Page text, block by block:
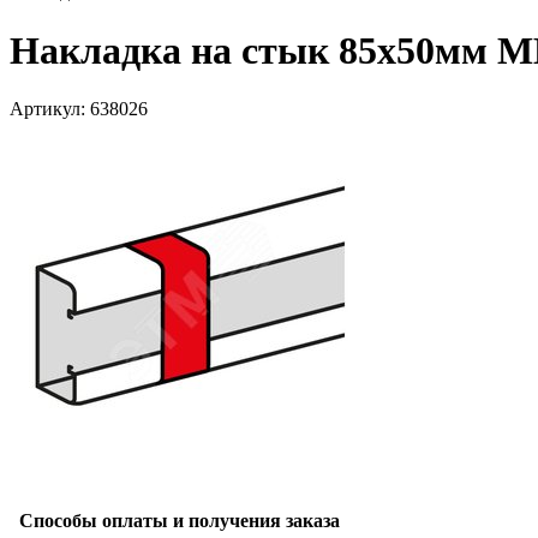
Накладка на стык 85х50мм
Артикул: 638026
Способы оплаты и получения заказа